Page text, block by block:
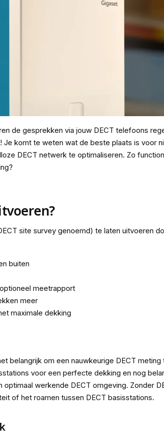
de gesprekken via jouw DECT telefoons
Je komt te weten wat de beste plaats is voor
DECT netwerk te optimaliseren. Zo
site survey genoemd) te laten uitvoeren
buiten
meetrapport
meer
maximale dekking
belangrijk om een nauwkeurige DECT
voor een perfecte dekking en nog
werkende DECT omgeving. Zonder
of het roamen tussen DECT basisstations.